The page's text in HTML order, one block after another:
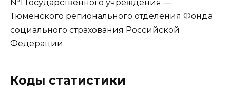
№1 Государственного учреждения —
Тюменского регионального отделения Фонда
социального страхования Российской
Федерации
Коды статистики